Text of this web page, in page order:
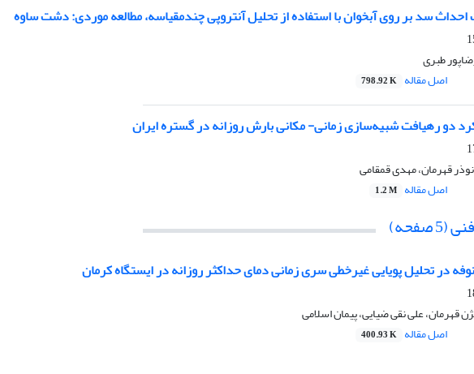
احداث سد بر روی آبخوان با استفاده از تحلیل آنتروپی چندمقیاسه، مطالعه موردی: دشت ساوه
طبری
اصل مقاله 798.92 K
دو رهیافت شبیه‌سازی زمانی- مکانی بارش روزانه در گستره ایران
قهرمان، مهدی قمقامی
اصل مقاله 1.2 M
صفحه)
در تحلیل پویایی غیرخطی سری‌ زمانی دمای حداکثر روزانه در ایستگاه کرمان
قهرمان، علی نقی ضیایی، پیمان اسلامی
اصل مقاله 400.93 K